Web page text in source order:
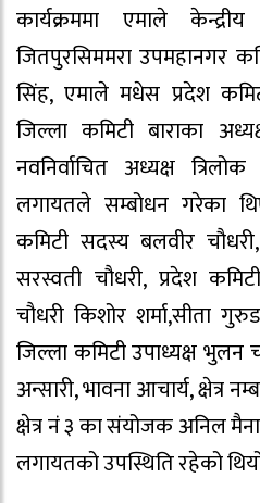
कार्यक्रममा एमाले
जितपुरसिममरा उपमहानगर
सिंह, एमाले मधेस प्रदेश
जिल्ला कमिटी बाराका
नवनिर्वाचित अध्यक्ष
लगायतले सम्बोधन गरेका
कमिटी सदस्य बलवीर
सरस्वती चौधरी, प्रदेश
चौधरी किशोर
जिल्ला कमिटी उपाध्यक्ष भुलन
अन्सारी, भावना आचार्य, क्षेत्र
क्षेत्र नं ३ का संयोजक अनिल
लगायतको उपस्थिति रहेको